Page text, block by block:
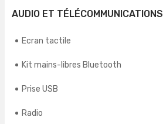
AUDIO ET TÉLÉCOMMUNICATIONS
Ecran tactile
Kit mains-libres Bluetooth
Prise USB
Radio